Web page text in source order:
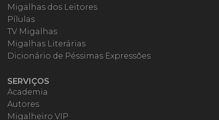
Migalhas dos Leitores
Pílulas
TV Migalhas
Migalhas Literárias
Dicionário de Péssimas Expressões
SERVIÇOS
Academia
Autores
Migalheiro VIP